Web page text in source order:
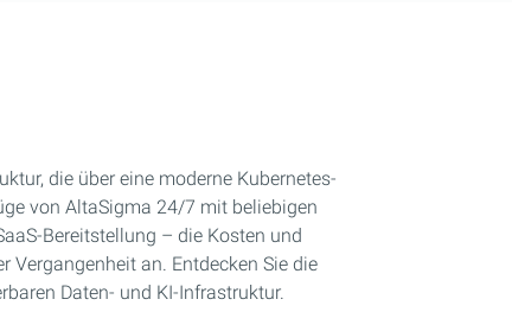
die über eine moderne Kubernetes-
von AltaSigma 24/7 mit beliebigen
Bereitstellung – die Kosten und
Vergangenheit an. Entdecken Sie die
Daten- und KI-Infrastruktur.